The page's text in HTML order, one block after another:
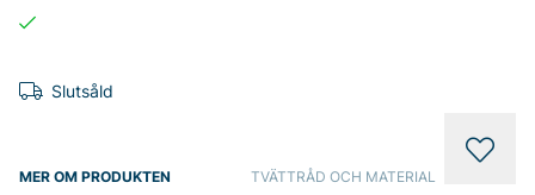
Slutsåld
MER OM PRODUKTEN TVÄTTRÅD OCH MATERIAL